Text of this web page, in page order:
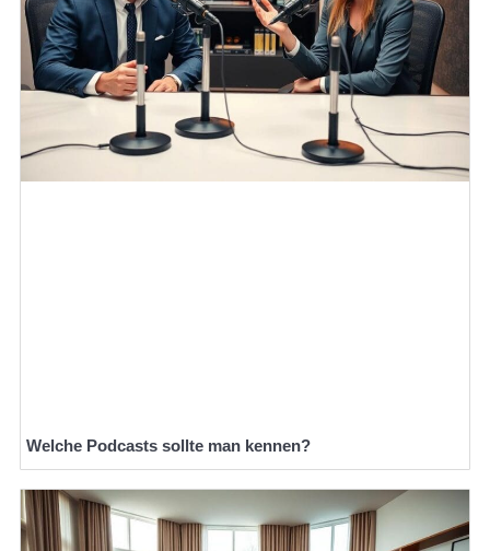
Welche Podcasts sollte man kennen?